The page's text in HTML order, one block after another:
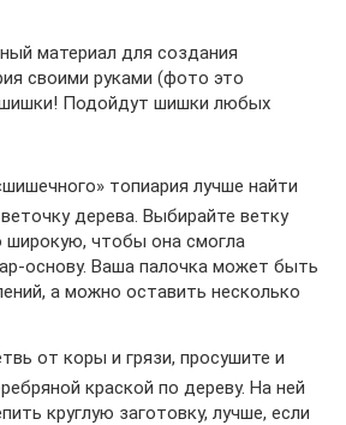
материал для создания
своими руками (фото это
Подойдут шишки любых
топиария лучше найти
дерева. Выбирайте ветку
широкую, чтобы она смогла
основу. Ваша палочка может быть
а можно оставить несколько
от коры и грязи, просушите и
краской по дереву. На ней
круглую заготовку, лучше, если